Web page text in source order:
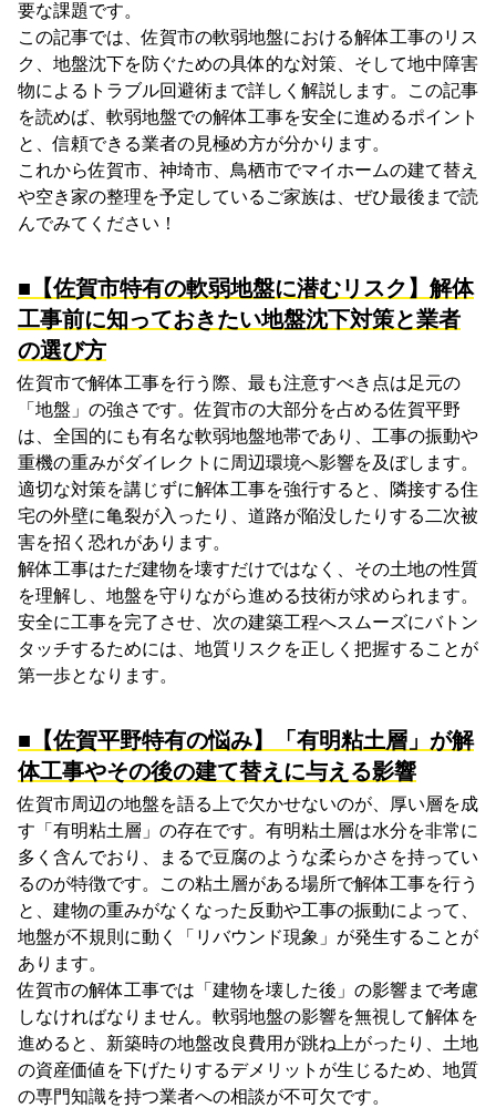
要な課題です。
この記事では、佐賀市の軟弱地盤における解体工事のリス
ク、地盤沈下を防ぐための具体的な対策、そして地中障害
物によるトラブル回避術まで詳しく解説します。この記事
を読めば、軟弱地盤での解体工事を安全に進めるポイント
と、信頼できる業者の見極め方が分かります。
これから佐賀市、神埼市、鳥栖市でマイホームの建て替え
や空き家の整理を予定しているご家族は、ぜひ最後まで読
んでみてください！
■【佐賀市特有の軟弱地盤に潜むリスク】解体
工事前に知っておきたい地盤沈下対策と業者
の選び方
佐賀市で解体工事を行う際、最も注意すべき点は足元の
「地盤」の強さです。佐賀市の大部分を占める佐賀平野
は、全国的にも有名な軟弱地盤地帯であり、工事の振動や
重機の重みがダイレクトに周辺環境へ影響を及ぼします。
適切な対策を講じずに解体工事を強行すると、隣接する住
宅の外壁に亀裂が入ったり、道路が陥没したりする二次被
害を招く恐れがあります。
解体工事はただ建物を壊すだけではなく、その土地の性質
を理解し、地盤を守りながら進める技術が求められます。
安全に工事を完了させ、次の建築工程へスムーズにバトン
タッチするためには、地質リスクを正しく把握することが
第一歩となります。
■【佐賀平野特有の悩み】「有明粘土層」が解
体工事やその後の建て替えに与える影響
佐賀市周辺の地盤を語る上で欠かせないのが、厚い層を成
す「有明粘土層」の存在です。有明粘土層は水分を非常に
多く含んでおり、まるで豆腐のような柔らかさを持ってい
るのが特徴です。この粘土層がある場所で解体工事を行う
と、建物の重みがなくなった反動や工事の振動によって、
地盤が不規則に動く「リバウンド現象」が発生することが
あります。
佐賀市の解体工事では「建物を壊した後」の影響まで考慮
しなければなりません。軟弱地盤の影響を無視して解体を
進めると、新築時の地盤改良費用が跳ね上がったり、土地
の資産価値を下げたりするデメリットが生じるため、地質
の専門知識を持つ業者への相談が不可欠です。